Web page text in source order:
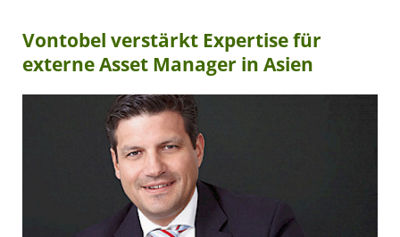
Vontobel verstärkt Expertise für
externe Asset Manager in Asien